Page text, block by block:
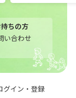
ちの方
い合わせ
グイン・登録